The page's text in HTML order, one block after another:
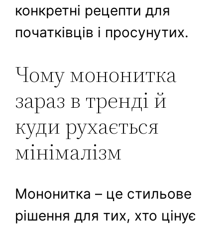
конкретні рецепти для
початківців і просунутих.
Чому мононитка
зараз в тренді й
куди рухається
мінімалізм
Мононитка – це стильове
рішення для тих, хто цінує